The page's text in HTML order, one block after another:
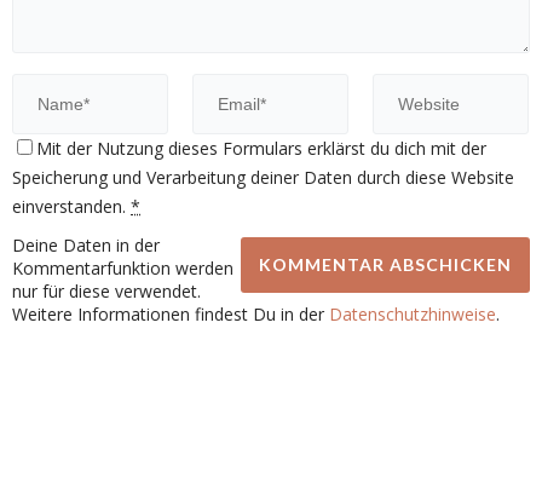
Mit der Nutzung dieses Formulars erklärst du dich mit der
Speicherung und Verarbeitung deiner Daten durch diese Website
einverstanden. *
Deine Daten in der
Kommentarfunktion werden
nur für diese verwendet.
Weitere Informationen findest Du in der Datenschutzhinweise.